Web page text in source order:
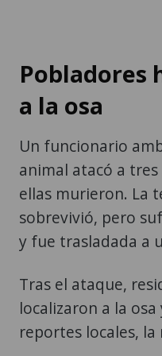
Pobladores
a la osa
Un funcionario
animal atacó a
ellas murieron. La
sobrevivió, pero
y fue trasladada a
Tras el ataque,
localizaron a la
reportes locales,